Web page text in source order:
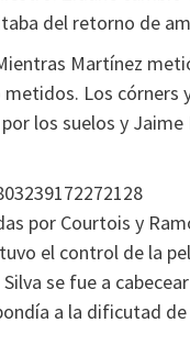
del retorno de
Martínez
Los
los suelos y
por Courtois y
el control de la
se fue a
a la dificutad